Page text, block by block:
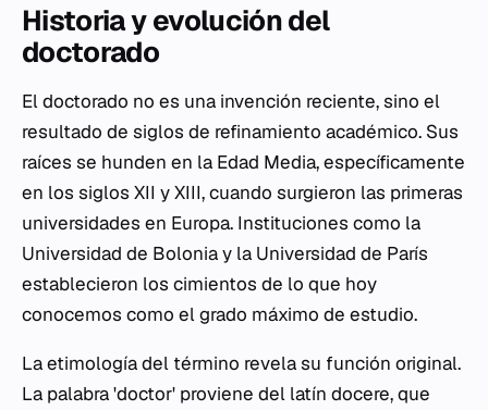
Historia y evolución del
doctorado
El doctorado no es una invención reciente, sino el
resultado de siglos de refinamiento académico. Sus
raíces se hunden en la Edad Media, específicamente
en los siglos XII y XIII, cuando surgieron las primeras
universidades en Europa. Instituciones como la
Universidad de Bolonia y la Universidad de París
establecieron los cimientos de lo que hoy
conocemos como el grado máximo de estudio.
La etimología del término revela su función original.
La palabra 'doctor' proviene del latín docere, que